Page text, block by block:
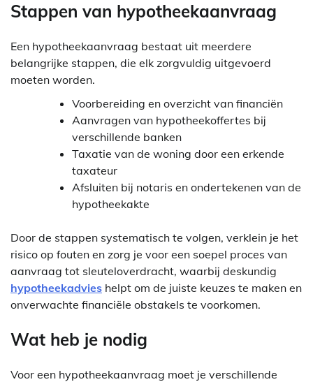
Stappen van hypotheekaanvraag
Een hypotheekaanvraag bestaat uit meerdere
belangrijke stappen, die elk zorgvuldig uitgevoerd
moeten worden.
Voorbereiding en overzicht van financiën
Aanvragen van hypotheekoffertes bij
verschillende banken
Taxatie van de woning door een erkende
taxateur
Afsluiten bij notaris en ondertekenen van de
hypotheekakte
Door de stappen systematisch te volgen, verklein je het
risico op fouten en zorg je voor een soepel proces van
aanvraag tot sleuteloverdracht, waarbij deskundig
hypotheekadvies helpt om de juiste keuzes te maken en
onverwachte financiële obstakels te voorkomen.
Wat heb je nodig
Voor een hypotheekaanvraag moet je verschillende